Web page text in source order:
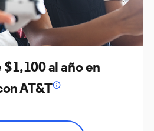
al año en
AT&T